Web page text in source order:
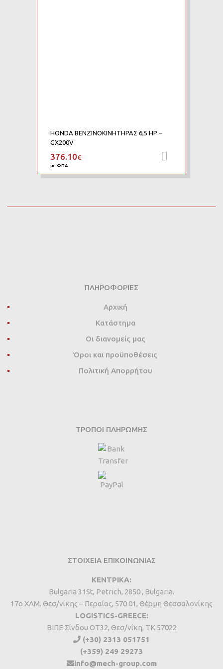
HONDA ΒΕΝΖΙΝΟΚΙΝΗΤΗΡΑΣ 6,5 HP –
GX200V
376.10€
με ΦΠΑ
ΠΛΗΡΟΦΟΡΊΕΣ
Αρχική
Κατάστημα
Οι διανομείς μας
Όροι και προϋποθέσεις
Πολιτική Απορρήτου
ΤΡΌΠΟΙ ΠΛΗΡΩΜΉΣ
ΣΤΟΙΧΕΙΑ ΕΠΙΚΟΙΝΩΝΙΑΣ
ΚΕΝΤΡΙΚΑ:
Bulgaria 31St, Petrich, 2850 , Bulgaria.
17ο ΧΛΜ. Θεσ/νίκης – Περαίας, 570 01, Θέρμη Θεσσαλονίκης
LOGISTICS-GREECE:
BIΠΕ Σίνδου ΟΤ32, Θεσ/νίκη, ΤΚ 57022
(+30) 2313 051751
(+359) 249 29273
info@mech-group.com